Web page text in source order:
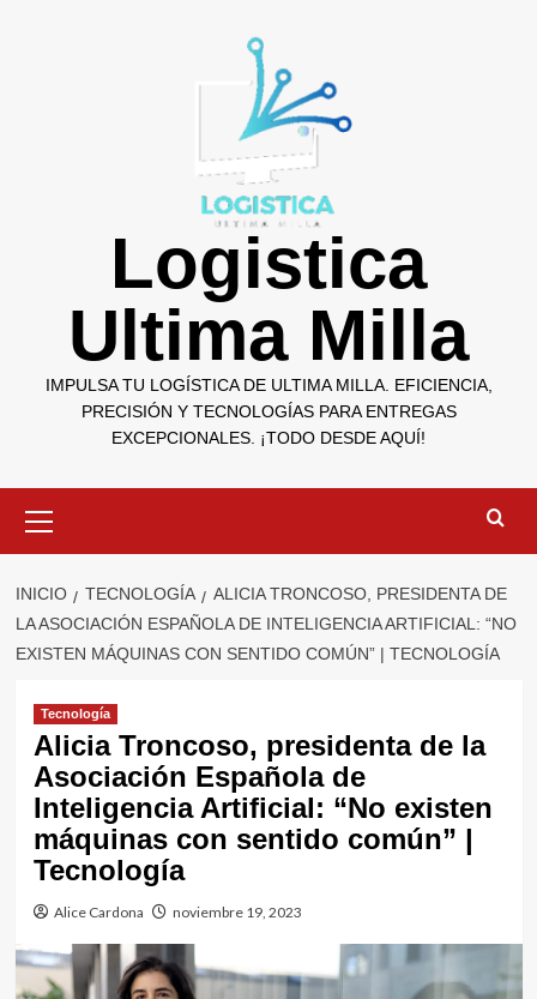
Logistica
Ultima Milla
IMPULSA TU LOGÍSTICA DE ULTIMA MILLA. EFICIENCIA,
PRECISIÓN Y TECNOLOGÍAS PARA ENTREGAS
EXCEPCIONALES. ¡TODO DESDE AQUÍ!
primario
INICIO TECNOLOGÍA
ALICIA TRONCOSO, PRESIDENTA DE
LA ASOCIACIÓN ESPAÑOLA DE INTELIGENCIA ARTIFICIAL: “NO
EXISTEN MÁQUINAS CON SENTIDO COMÚN” | TECNOLOGÍA
Tecnología
Alicia Troncoso, presidenta de la
Asociación Española de
Inteligencia Artificial: “No existen
máquinas con sentido común” |
Tecnología
Alice Cardona noviembre 19, 2023